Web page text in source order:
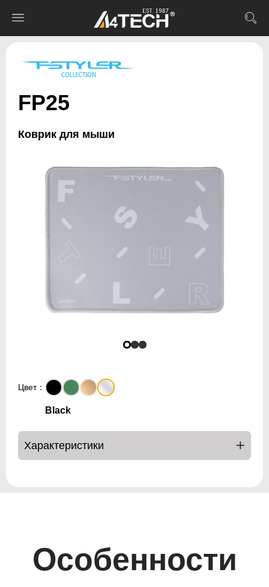
FP25
Коврик для мыши
Цвет：
Black
Характеристики
Особенности